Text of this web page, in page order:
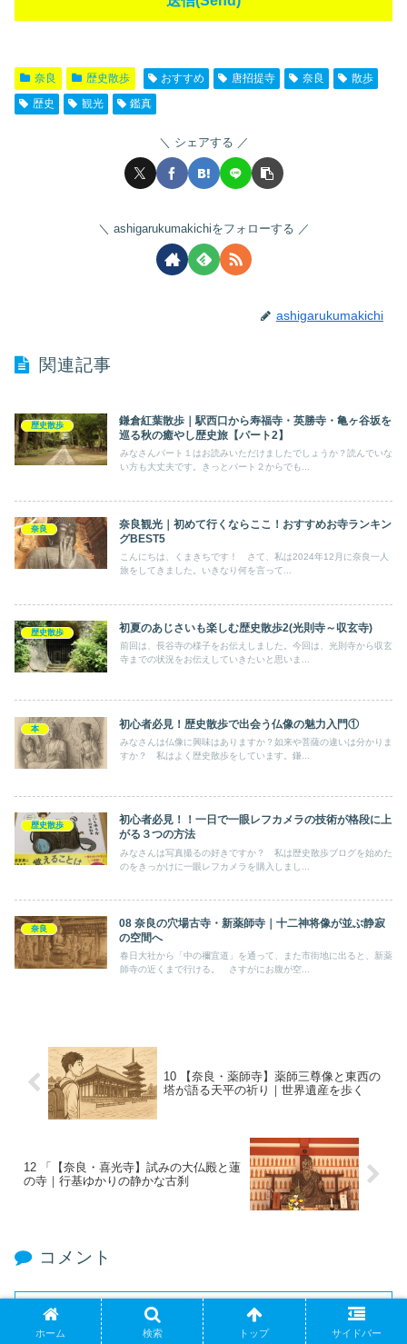
奈良 歴史散歩 おすすめ 唐招提寺 奈良
散歩
歴史
観光 鑑真
シェアする
ashigarukumakichiをフォローする
ashigarukumakichi
関連記事
歴史散歩
鎌倉紅葉散歩｜駅西口から寿福寺・英勝寺・亀ヶ谷坂を
巡る秋の癒やし歴史旅【パート2】
みなさんパート１はお読みいただけましたでしょうか？読んでいな
い方も大丈夫です。きっとパート２からでも...
奈良
奈良観光｜初めて行くならここ！おすすめお寺ランキン
グBEST5
こんにちは、くまきちです！ さて、私は2024年12月に奈良一人
旅をしてきました。いきなり何を言って...
歴史散歩 初夏のあじさいも楽しむ歴史散歩2(光則寺～収玄寺)
前回は、長谷寺の様子をお伝えしました。今回は、光則寺から収玄
寺までの状況をお伝えしていきたいと思いま...
本 初心者必見！歴史散歩で出会う仏像の魅力入門①
みなさんは仏像に興味はありますか？如来や菩薩の違いは分かりま
すか？ 私はよく歴史散歩をしています。鎌...
歴史散歩
初心者必見！！一日で一眼レフカメラの技術が格段に上
がる３つの方法
みなさんは写真撮るの好きですか？ 私は歴史散歩ブログを始めた
のをきっかけに一眼レフカメラを購入しまし...
奈良
08 奈良の穴場古寺・新薬師寺｜十二神将像が並ぶ静寂
の空間へ
春日大社から「中の禰宜道」を通って、また市街地に出ると、新薬
師寺の近くまで行ける。 さすがにお腹が空...
10 【奈良・薬師寺】薬師三尊像と東西の
塔が語る天平の祈り｜世界遺産を歩く
12 「【奈良・喜光寺】試みの大仏殿と蓮
の寺｜行基ゆかりの静かな古刹
コメント
コメントを書き込む
ホーム 検索 トップ サイドバー